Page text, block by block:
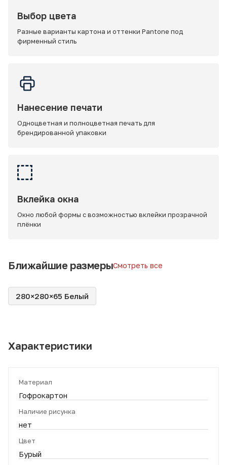
Выбор цвета
Разные варианты картона и оттенки Pantone под
фирменный стиль
Нанесение печати
Одноцветная и полноцветная печать для
брендированной упаковки
Вклейка окна
Окно любой формы с возможностью вклейки прозрачной
плёнки
Ближайшие размерыСмотреть все
280×280×65 Белый
Характеристики
Материал
Гофрокартон
Наличие рисунка
нет
Цвет
Бурый